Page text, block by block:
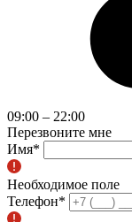
09:00 – 22:00
Перезвоните мне
Имя*
Необходимое поле
Телефон*